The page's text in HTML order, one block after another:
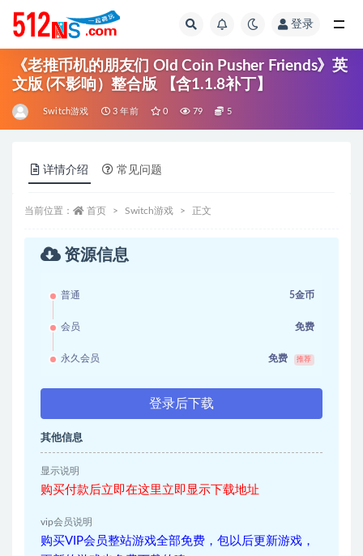
登录
《老推币机的朋友们 Old Coin Pusher Friends》英
文版 (不影响）整合版 【含1.1.8补丁】
Switch游戏 3 年前 0 79 5
详情介绍 常见问题
当前位置： 首页 Switch游戏 正文
资源信息
普通 5金币
会员 免费
永久会员 免费 推荐
登录后下载
其他信息
显示说明
购买付款后立即在这里立即显示下载地址
vip会员说明
购买VIP会员整站游戏全部免费，包以后更新游戏，